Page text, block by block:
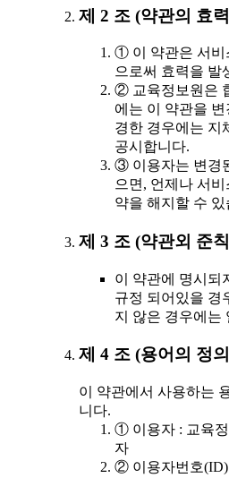
제 2 조 (약관의 효
① 이 약관은 서비
으로써 효력을 발
② 교육정보원은
에는 이 약관을
경한 경우에는 지
공시합니다.
③ 이용자는 변경
으면, 언제나 서
약을 해지할 수 있
제 3 조 (약관외 준
이 약관에 명시되
규정 되어있을 경
지 않은 경우에는
제 4 조 (용어의 정
이 약관에서 사용하는
니다.
① 이용자 : 교육
자
② 이용자번호(ID)